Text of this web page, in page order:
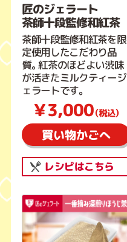
匠のジェラート
茶師十段監修和紅茶
茶師十段監修和紅茶を限
定使用したこだわり品
質。紅茶のほどよい渋味
が活きたミルクティージ
ェラートです。
￥3,000（税込）
買い物かごへ
レシピはこちら